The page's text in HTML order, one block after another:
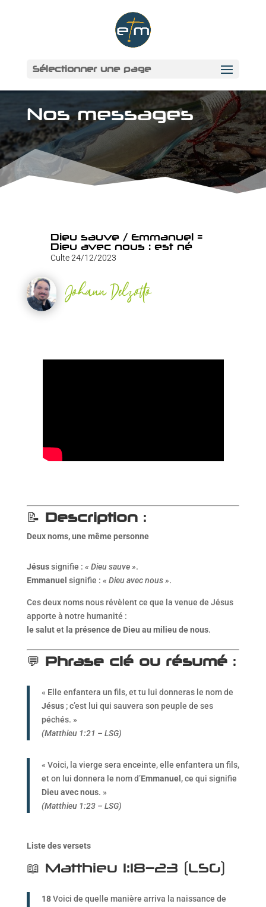
Sélectionner une page
Nos messages
Dieu sauve / Emmanuel =
Dieu avec nous : est né
Culte 24/12/2023
Johann Delzotto
📝 Description:
Deux noms, une même personne
Jésussignifie : « Dieu sauve ».
Emmanuel signifie : « Dieu avec nous ».
Ces deux noms nous révèlent ce que la venue de Jésus
apporte à notre humanité :
le salutet la présence de Dieu au milieu de nous.
💬 Phrase clé ou résumé:
« Elle enfantera un fils, et tu lui donneras le nom de
Jésus; c’est lui qui sauvera son peuple de ses
péchés. »
(Matthieu 1:21 – LSG)
« Voici, la vierge sera enceinte, elle enfantera un fils,
et on lui donnera le nom d’Emmanuel , ce qui signifie
Dieu avec nous. »
(Matthieu 1:23 – LSG)
Liste des versets
📖 Matthieu 1:18–23 (LSG)
18Voici de quelle manière arriva la naissance de